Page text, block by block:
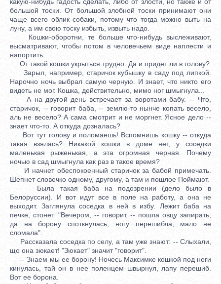
большой тоски. От большой злобной тоски принимают они
чаще всего облик собаки, потому что тогда можно выть на
луну, а им свою тоску избыть, извыть надо.
Кошки-оборотни, те больше что-нибудь выслеживают,
высматривают, чтобы потом в человечьем виде наплести и
напортить.
От такой кошки укрыться трудно. Да и придет ли в голову?
Зарыл, например, старичок кубышку в саду под липкой.
Нарочно ночь выбрал самую черную. И знает, что никто его
видеть не мог. Кошка, действительно, мимо ног шмыгнула...
А на другой день встречает за воротами бабу. -- Что,
старичок, -- говорит баба, -- землю-то нынче копать весело,
аль не весело? А сама смотрит и не моргнет. Ясное дело --
знает что-то. А откуда дозналась?
Вот тут голову и поломаешь! Вспомнишь кошку -- откуда
такая взялась? Никакой кошки в доме нет, у соседки
маленькая рыженькая, а эта огромная черная. Почему
ночью в сад шмыгнула как раз в такое время?
И начнет обеспокоенный старичок за бабой примечать.
Шепнет словечко одному, другому, а там и пошлое Поймают.
Была такая баба на подозрении (дело было в
Белоруссии). И вот идут все в поле на работу, а она не
выходит. Заглянула соседка в ней в избу. Лежит баба на
печке, стонет. "Вечером, -- говорит, -- пошла овцу запирать,
да на борону споткнулась, ногу перешибла, мало не
сломала".
Рассказала соседка по селу, а там уже знают: -- Слыхали,
що она зюкает! "Зюкает" значит "говорит".
-- Знаем мы ее борону! Ночесь Максимке кошкой под ноги
кинулась, тай он в нее поленцем швырнул, лапу перешиб.
Вот ее борона.